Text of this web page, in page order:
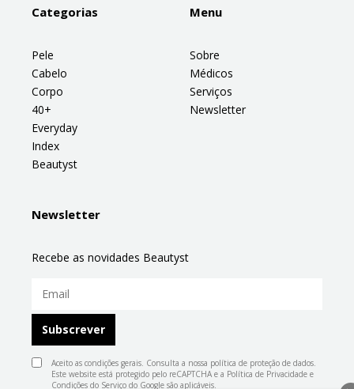
Categorias
Pele
Cabelo
Corpo
40+
Everyday
Index
Beautyst
Menu
Sobre
Médicos
Serviços
Newsletter
Newsletter
Recebe as novidades Beautyst
Aceito as condições gerais. Consulta a nossa política de proteção de dados
Este website está protegido pelo reCAPTCHA e a Política de Privacidade e
Condições do Serviço do Google são aplicáveis.